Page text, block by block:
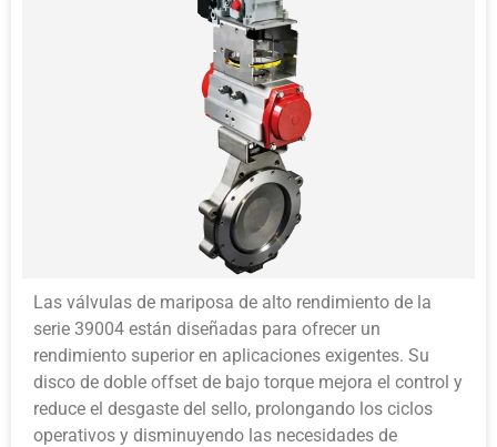
Las válvulas de mariposa de alto rendimiento de la
serie 39004 están diseñadas para ofrecer un
rendimiento superior en aplicaciones exigentes. Su
disco de doble offset de bajo torque mejora el control y
reduce el desgaste del sello, prolongando los ciclos
operativos y disminuyendo las necesidades de